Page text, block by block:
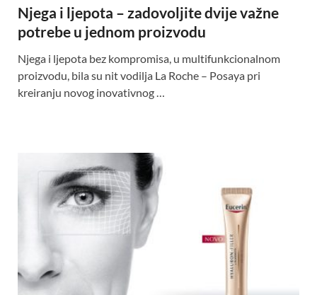
Njega i ljepota – zadovoljite dvije važne
potrebe u jednom proizvodu
Njega i ljepota bez kompromisa, u multifunkcionalnom
proizvodu, bila su nit vodilja La Roche – Posaya pri
kreiranju novog inovativnog …